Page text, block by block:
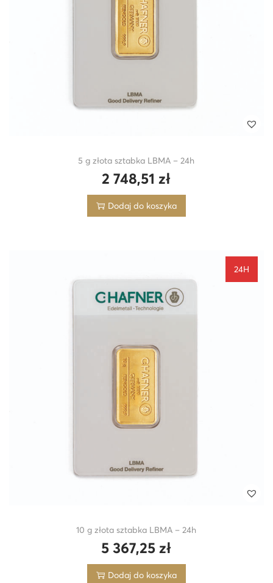
5 g złota sztabka LBMA – 24h
2 748,51zł
Dodaj do koszyka
10 g złota sztabka LBMA – 24h
5 367,25zł
24H
Dodaj do koszyka